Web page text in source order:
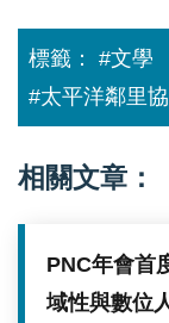
標籤： #文學
#太平洋鄰里
相關文章：
PNC年會首
域性與數位